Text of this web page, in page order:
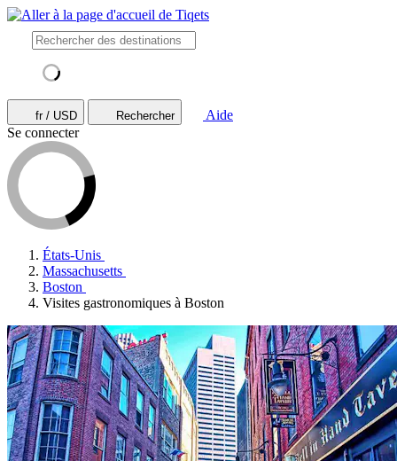
fr / USD Rechercher
Aide
Se connecter
États-Unis
Massachusetts
Boston
Visites gastronomiques à Boston